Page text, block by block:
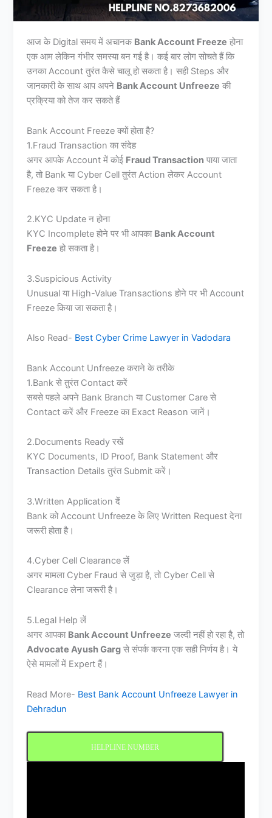
आज के Digital समय में अचानक Bank Account Freeze होना
एक आम लेकिन गंभीर समस्या बन गई है। कई बार लोग सोचते हैं कि
उनका Account तुरंत कैसे चालू हो सकता है। सही Steps और
जानकारी के साथ आप अपने Bank Account Unfreeze की
प्रक्रिया को तेज कर सकते हैं
Bank Account Freeze क्यों होता है?
1.Fraud Transaction का संदेह
अगर आपके Account में कोई Fraud Transaction पाया जाता
है, तो Bank या Cyber Cell तुरंत Action लेकर Account
Freeze कर सकता है।
2.KYC Update न होना
KYC Incomplete होने पर भी आपका Bank Account
Freeze हो सकता है।
3.Suspicious Activity
Unusual या High-Value Transactions होने पर भी Account
Freeze किया जा सकता है।
Also Read- Best Cyber Crime Lawyer in Vadodara
Bank Account Unfreeze कराने के तरीके
1.Bank से तुरंत Contact करें
सबसे पहले अपने Bank Branch या Customer Care से
Contact करें और Freeze का Exact Reason जानें।
2.Documents Ready रखें
KYC Documents, ID Proof, Bank Statement और
Transaction Details तुरंत Submit करें।
3.Written Application दें
Bank को Account Unfreeze के लिए Written Request देना
जरूरी होता है।
4.Cyber Cell Clearance लें
अगर मामला Cyber Fraud से जुड़ा है, तो Cyber Cell से
Clearance लेना जरूरी है।
5.Legal Help लें
अगर आपका Bank Account Unfreeze जल्दी नहीं हो रहा है, तो
Advocate Ayush Garg से संपर्क करना एक सही निर्णय है। ये
ऐसे मामलों में Expert हैं।
Read More- Best Bank Account Unfreeze Lawyer in
Dehradun
HELPLINE NUMBER